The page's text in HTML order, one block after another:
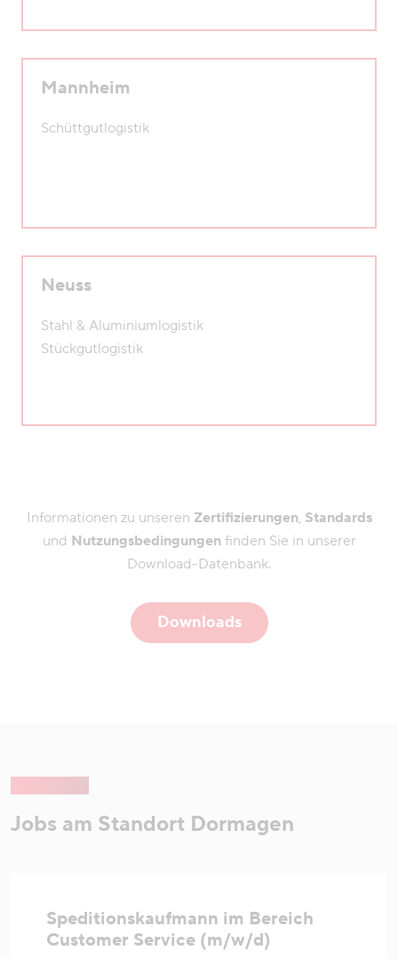
Mannheim
Schüttgutlogistik
Neuss
Stahl & Aluminiumlogistik
Stückgutlogistik
Informationen zu unseren Zertifizierungen, Standards
und Nutzungsbedingungen finden Sie in unserer
Download-Datenbank.
Downloads
Jobs am Standort Dormagen
Speditionskaufmann im Bereich
Customer Service (m/w/d)